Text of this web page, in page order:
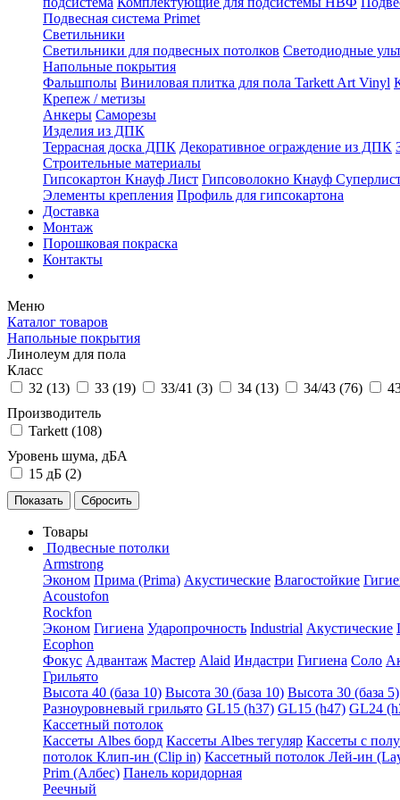
Подвесная система Primet
Светильники
Светильники для подвесных потолков Светодиодные
Напольные покрытия
Фальшполы Виниловая плитка для пола Tarkett Art Vinyl
Крепеж / метизы
Анкеры Саморезы
Изделия из ДПК
Террасная доска ДПК Декоративное ограждение из ДПК
Строительные материалы
Гипсокартон Кнауф Лист Гипсоволокно Кнауф
Элементы крепления Профиль для гипсокартона
Доставка
Монтаж
Порошковая покраска
Контакты
Меню
Каталог товаров
Напольные покрытия
Линолеум для пола
Класс
32 (13) 33 (19) 33/41 (3) 34 (13) 34/43 (76)
Производитель
Tarkett (108)
Уровень шума, дБА
15 дБ (2)
Товары
Подвесные потолки
Armstrong
Эконом Прима (Prima) Акустические Влагостойкие
Acoustofon
Rockfon
Эконом Гигиена Ударопрочность Industrial Акустические
Ecophon
Фокус Адвантаж Мастер Alaid Индастри Гигиена Соло
Грильято
Высота 40 (база 10) Высота 30 (база 10) Высота 30 (база 5)
Разноуровневый грильято GL15 (h37) GL15 (h47) GL24
Кассетный потолок
Кассеты Albes борд Кассеты Albes тегуляр Кассеты с
потолок Клип-ин (Clip in) Кассетный потолок Лей-ин
Prim (Албес) Панель коридорная
Реечный